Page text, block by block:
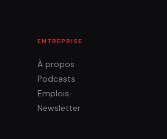
ENTREPRISE
À propos
Podcasts
Emplois
Newsletter